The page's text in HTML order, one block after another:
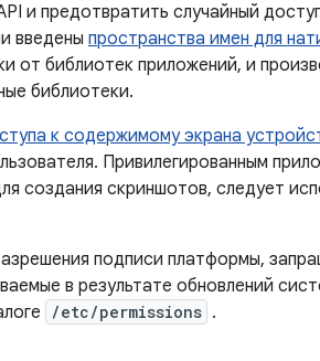
и предотвратить случайный
введены пространства имен для
от библиотек приложений, и
библиотеки.
к содержимому экрана
Привилегированным
создания скриншотов, следует
подписи платформы,
в результате обновлений
/etc/permissions .